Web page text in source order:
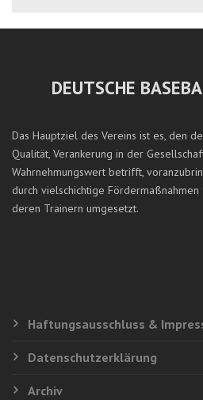
DEUTSCHE
Das Hauptziel des Vereins ist es, den
Qualität, Verankerung in der
Wahrnehmungswert betrifft,
durch vielschichtige Fördermaßnahmen
deren Trainern umgesetzt.
Haftungsausschluss &
Datenschutzerklärung
Archiv